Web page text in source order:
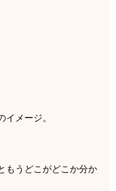
メージ。
もうどこがどこか分か